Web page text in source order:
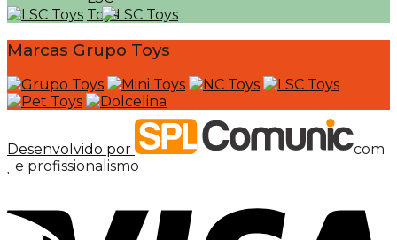
Marcas Grupo Toys
Desenvolvido por
com
e profissionalismo